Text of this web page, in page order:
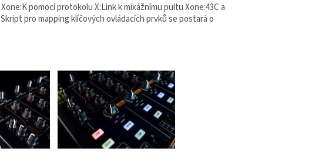
pomocí protokolu X:Link k mixážnímu pultu Xone:43C a
pro mapping klíčových ovládacích prvků se postará o